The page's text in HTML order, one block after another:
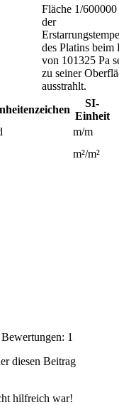
Fläche 1/600000
der
des Platins beim
von 101325 Pa
zu seiner
ausstrahlt.
SI-
Einheit
m/m
m²/m²
1
diesen Beitrag
hilfreich war!